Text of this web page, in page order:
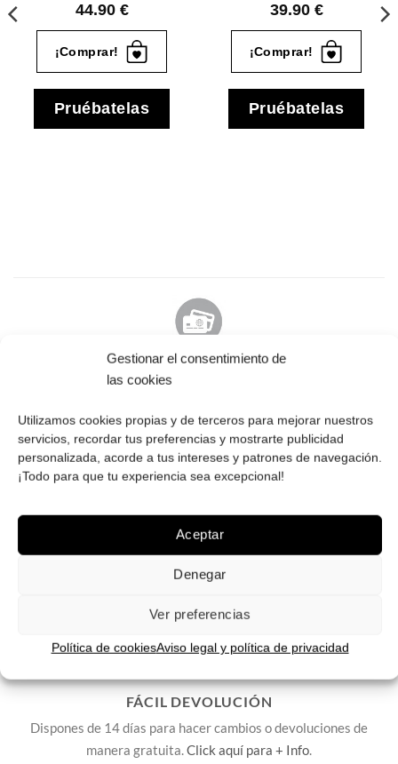
Gestionar el consentimiento de
las cookies
Utilizamos cookies propias y de terceros para mejorar nuestros
servicios, recordar tus preferencias y mostrarte publicidad
personalizada, acorde a tus intereses y patrones de navegación.
¡Todo para que tu experiencia sea excepcional!
Aceptar
Denegar
Ver preferencias
Política de cookiesAviso legal y política de privacidad
44.90 €
¡Comprar!
Pruébatelas
39.90 €
¡Comprar!
Pruébatelas
PAGO SEGURO
reembolso.
ENVÍOS GRATIS
We ship to all EU countries.
FÁCIL DEVOLUCIÓN
Dispones de 14 días para hacer cambios o devoluciones de
manera gratuita.Click aquí para + Info.